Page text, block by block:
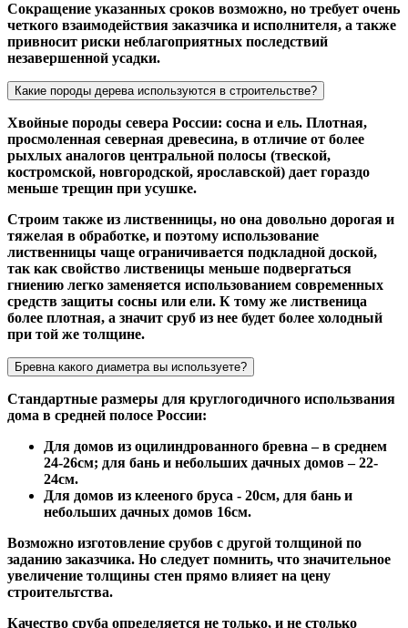
Сокращение указанных сроков возможно, но требует очень
четкого взаимодействия заказчика и исполнителя, а также
привносит риски неблагоприятных последствий
незавершенной усадки.
Какие породы дерева используются в строительстве?
Хвойные породы севера России: сосна и ель. Плотная,
просмоленная северная древесина, в отличие от более
рыхлых аналогов центральной полосы (твеской,
костромской, новгородской, ярославской) дает гораздо
меньше трещин при усушке.
Строим также из лиственницы, но она довольно дорогая и
тяжелая в обработке, и поэтому использование
лиственницы чаще ограничивается подкладной доской,
так как свойство лиственицы меньше подвергаться
гниению легко заменяется использованием современных
средств защиты сосны или ели. К тому же лиственица
более плотная, а значит сруб из нее будет более холодный
при той же толщине.
Бревна какого диаметра вы используете?
Стандартные размеры для круглогодичного использвания
дома в средней полосе России:
Для домов из оцилиндрованного бревна – в среднем
24-26см; для бань и небольших дачных домов – 22-
24см.
Для домов из клееного бруса - 20см, для бань и
небольших дачных домов 16см.
Возможно изготовление срубов с другой толщиной по
заданию заказчика. Но следует помнить, что значительное
увеличение толщины стен прямо влияет на цену
строительтства.
Качество сруба определяется не только, и не столько